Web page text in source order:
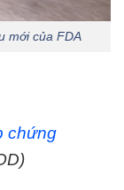
mới của FDA
chứng